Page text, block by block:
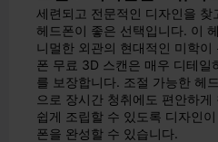
세련되고 전문적인 디자인을
헤드폰이 좋은 선택입니다. 이
니멀한 외관의 현대적인 미학
폰 무료 3D 스캔은 매우 디테일
를 보장합니다. 조절 가능한 헤
으로 장시간 청취에도 편안하
쉽게 조립할 수 있도록 디자인
폰을 완성할 수 있습니다.